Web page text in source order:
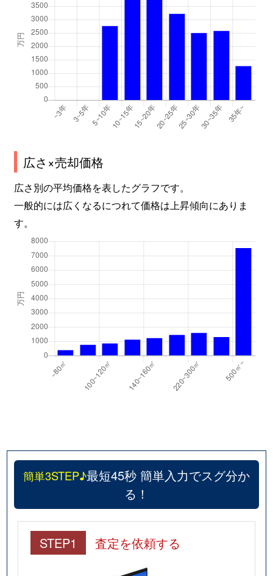
広さ×売却価格
広さ別の平均価格を表したグラフです。
一般的には広くなるにつれて価格は上昇傾向にありま
す。
簡単3STEP♪最短45秒 簡単入力でスグ分か
る！
STEP1 査定を依頼する